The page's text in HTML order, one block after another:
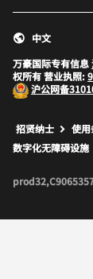
万豪国际专有信息
权所有 营业执照:
沪公网备
中文
招贤纳士 打
使用
数字化无障碍设施